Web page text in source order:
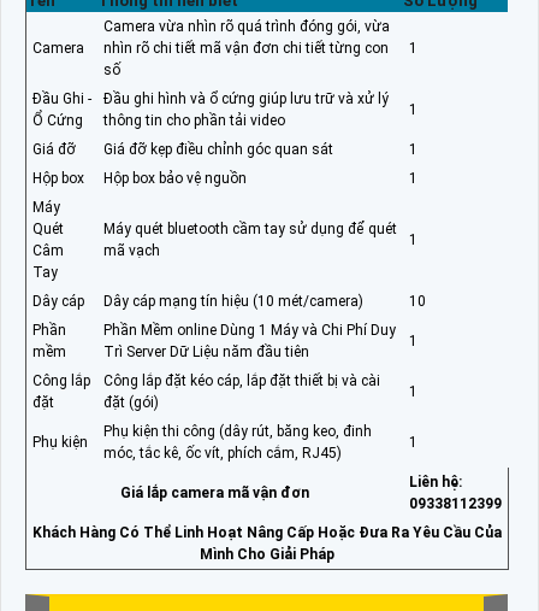
Camera
Camera vừa nhìn rõ quá trình đóng gói, vừa
nhìn rõ chi tiết mã vận đơn chi tiết từng con
số
1
Đầu Ghi -
Ổ Cứng
Đầu ghi hình và ổ cứng giúp lưu trữ và xử lý
thông tin cho phần tải video
1
Giá đỡ Giá đỡ kẹp điều chỉnh góc quan sát
1
Hộp box
Hộp box bảo vệ nguồn
1
Máy
Quét
Câm
Tay
Máy quét bluetooth cầm tay sử dụng để quét
mã vạch
1
Dây cáp Dây cáp mạng tín hiệu (10 mét/camera)
10
Phần
mềm
Phần Mềm online Dùng 1 Máy và Chi Phí Duy
Trì Server Dữ Liệu năm đầu tiên
1
Công lắp
đặt
Công lắp đặt kéo cáp, lắp đặt thiết bị và cài
đặt (gói)
1
Phụ kiện
Phụ kiện thi công (dây rút, băng keo, đinh
móc, tắc kê, ốc vít, phích cắm, RJ45)
1
Giá lắp camera mã vận đơn
Liên hệ:
09338112399
Khách Hàng Có Thể Linh Hoạt Nâng Cấp Hoặc Đưa Ra Yêu Cầu Của
Mình Cho Giải Pháp